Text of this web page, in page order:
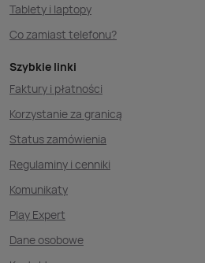
Tablety i laptopy
Co zamiast telefonu?
Szybkie linki
Faktury i płatności
Korzystanie za granicą
Status zamówienia
Regulaminy i cenniki
Komunikaty
Play Expert
Dane osobowe